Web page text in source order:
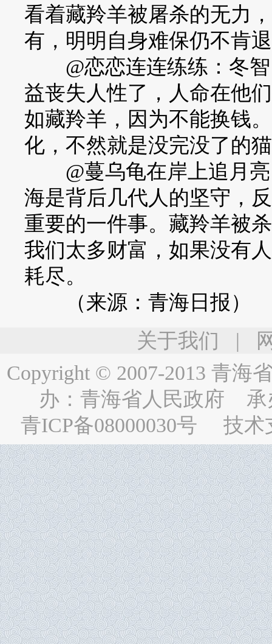
看着藏羚羊被屠杀的无力
有，明明自身难保仍不肯
@恋恋连连练练：冬智
益丧失人性了，人命在他
如藏羚羊，因为不能换钱
化，不然就是没完没了的
@蔓乌龟在岸上追月亮
海是背后几代人的坚守，
重要的一件事。藏羚羊被
我们太多财富，如果没有
耗尽。
（来源：青海日报）
关于我们 |
Copyright © 2007-2013 青海
办： 青海省人民政府 承
青ICP备08000030号 技术